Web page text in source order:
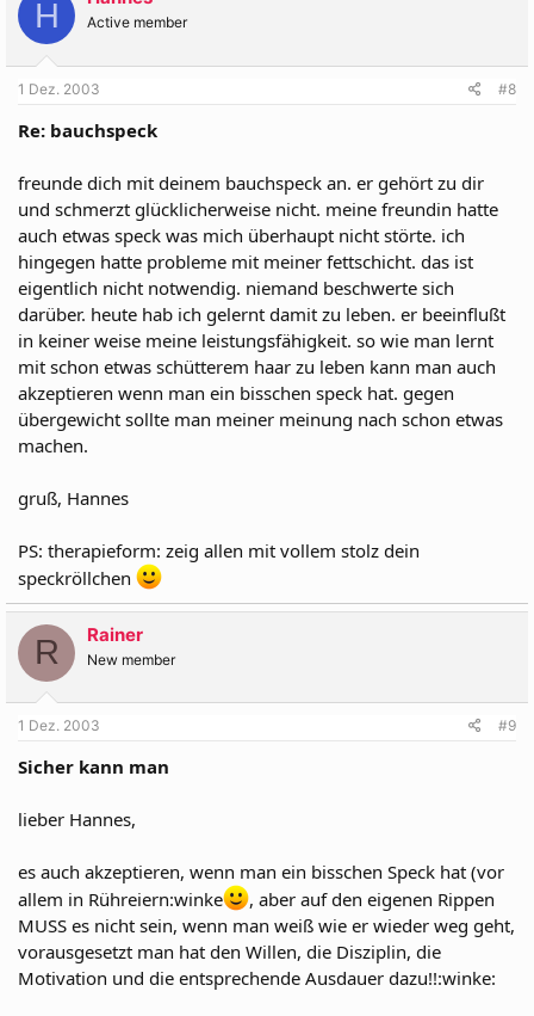
H Active member
1 Dez. 2003 #8
Re: bauchspeck
freunde dich mit deinem bauchspeck an. er gehört zu dir
und schmerzt glücklicherweise nicht. meine freundin hatte
auch etwas speck was mich überhaupt nicht störte. ich
hingegen hatte probleme mit meiner fettschicht. das ist
eigentlich nicht notwendig. niemand beschwerte sich
darüber. heute hab ich gelernt damit zu leben. er beeinflußt
in keiner weise meine leistungsfähigkeit. so wie man lernt
mit schon etwas schütterem haar zu leben kann man auch
akzeptieren wenn man ein bisschen speck hat. gegen
übergewicht sollte man meiner meinung nach schon etwas
machen.
gruß, Hannes
PS: therapieform: zeig allen mit vollem stolz dein
speckröllchen
R Rainer
New member
1 Dez. 2003 #9
Sicher kann man
lieber Hannes,
es auch akzeptieren, wenn man ein bisschen Speck hat (vor
allem in Rühreiern:winke
, aber auf den eigenen Rippen
MUSS es nicht sein, wenn man weiß wie er wieder weg geht,
vorausgesetzt man hat den Willen, die Disziplin, die
Motivation und die entsprechende Ausdauer dazu!!:winke: